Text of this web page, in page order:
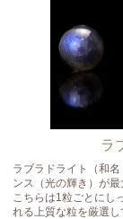
ラ
ラブラドライト（和
ンス（光の輝き）が最
こちらは1粒ごとにし
れる上質な粒を厳選し